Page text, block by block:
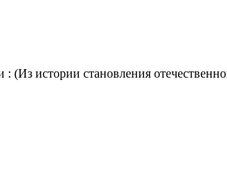
истории становления